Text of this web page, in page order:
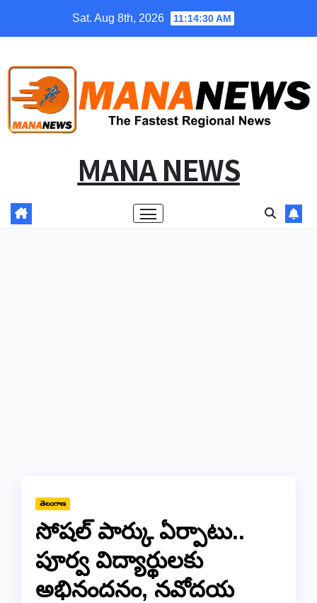
Sat. Aug 8th, 2026 11:14:31 AM
MANA NEWS
తెలంగాణ
సోషల్ పార్కు ఏర్పాటు..
పూర్వ విద్యార్థులకు
అభినందనం, నవోదయ